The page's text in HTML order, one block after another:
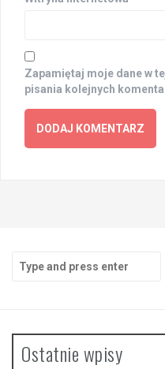
Zapamiętaj moje dane w
pisania kolejnych
for:
Ostatnie wpisy